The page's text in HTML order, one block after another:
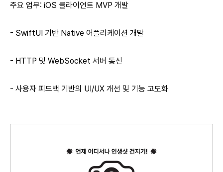
주요 업무: iOS 클라이언트 MVP 개발
- SwiftUI 기반 Native 어플리케이션 개발
- HTTP 및 WebSocket 서버 통신
- 사용자 피드백 기반의 UI/UX 개선 및 기능 고도화